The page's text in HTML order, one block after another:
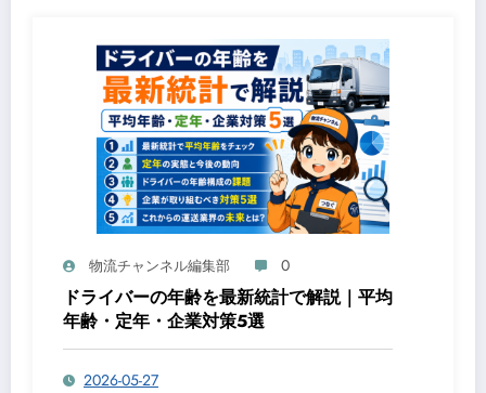
物流チャンネル編集部 0
ドライバーの年齢を最新統計で解説｜平均
年齢・定年・企業対策5選
2026-05-27